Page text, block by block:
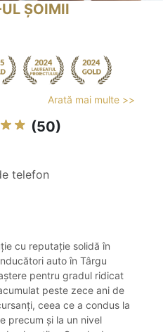
ȘOIMII
Arată mai multe >>
(50)
telefon
cu reputație solidă în
auto în Târgu
pentru gradul ridicat
peste zece ani de
ceea ce a condus la
precum și la un nivel